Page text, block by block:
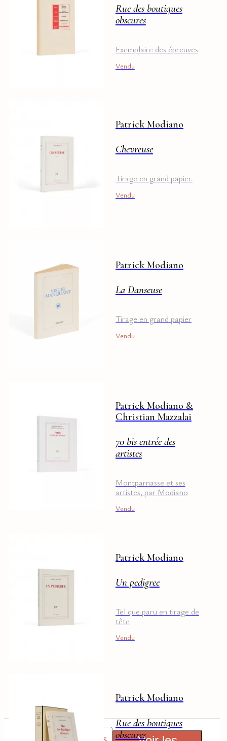
Rue des boutiques
obscures
Exemplaire des épreuves
Vendu
Patrick Modiano
Chevreuse
Tirage en grand papier.
Vendu
Patrick Modiano
La Danseuse
Tirage en grand papier
Vendu
Patrick Modiano &
Christian Mazzalai
70 bis entrée des
artistes
Montparnasse et ses
artistes, par Modiano
Vendu
Patrick Modiano
Un pedigree
Tel que paru en tirage de
tête
Vendu
Patrick Modiano
Rue des boutiques
obscures